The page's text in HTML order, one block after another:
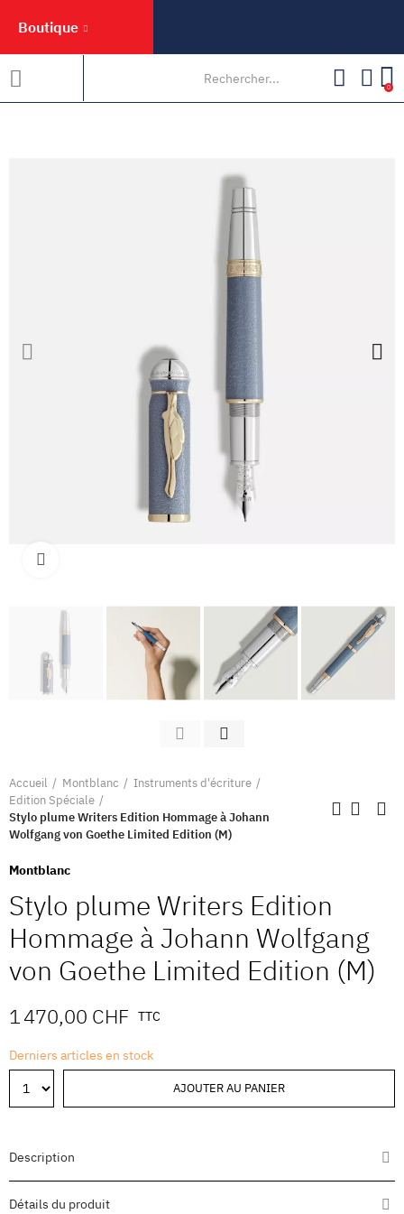
Boutique
0
Accueil Montblanc
Instruments d'écriture
Edition Spéciale
Stylo plume Writers Edition Hommage à Johann
Wolfgang von Goethe Limited Edition (M)
Montblanc
Stylo plume Writers Edition
Hommage à Johann Wolfgang
von Goethe Limited Edition (M)
1 470,00 CHF TTC
Derniers articles en stock
AJOUTER AU PANIER
Description
Détails du produit